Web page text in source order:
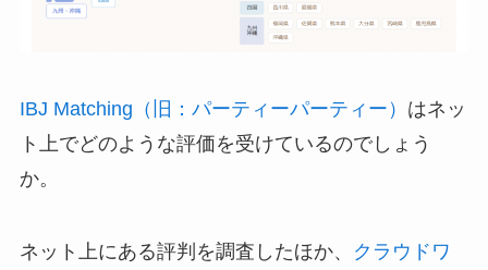
IBJ Matching（旧：パーティーパーティー） はネッ
ト上でどのような評価を受けているのでしょう
か。
ネット上にある評判を調査したほか、
クラウドワ